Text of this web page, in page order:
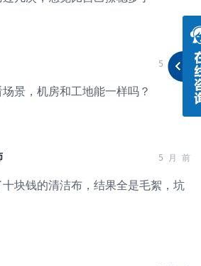
5 月 前
景，机房和工地能一样吗？
5 月 前
块钱的清洁布，结果全是毛絮，坑